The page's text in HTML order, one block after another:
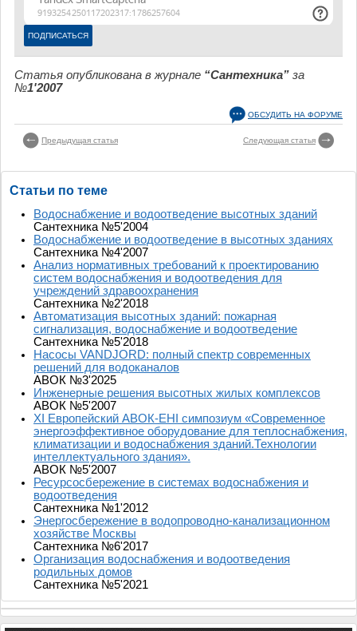
Статья опубликована в журнале “Сантехника” за
№1'2007
ОБСУДИТЬ НА ФОРУМЕ
Предыдущая статья Следующая статья
Статьи по теме
Водоснабжение и водоотведение высотных зданий
Сантехника №5'2004
Водоснабжение и водоотведение в высотных зданиях
Сантехника №4'2007
Анализ нормативных требований к проектированию
систем водоснабжения и водоотведения для
учреждений здравоохранения
Сантехника №2'2018
Автоматизация высотных зданий: пожарная
сигнализация, водоснабжение и водоотведение
Сантехника №5'2018
Насосы VANDJORD: полный спектр современных
решений для водоканалов
АВОК №3'2025
Инженерные решения высотных жилых комплексов
АВОК №5'2007
XI Европейский АВОК-EHI симпозиум «Современное
энергоэффективное оборудование для теплоснабжения,
климатизации и водоснабжения зданий.Технологии
интеллектуального здания».
АВОК №5'2007
Ресурсосбережение в системах водоснабжения и
водоотведения
Сантехника №1'2012
Энергосбережение в водопроводно-канализационном
хозяйстве Москвы
Сантехника №6'2017
Организация водоснабжения и водоотведения
родильных домов
Сантехника №5'2021